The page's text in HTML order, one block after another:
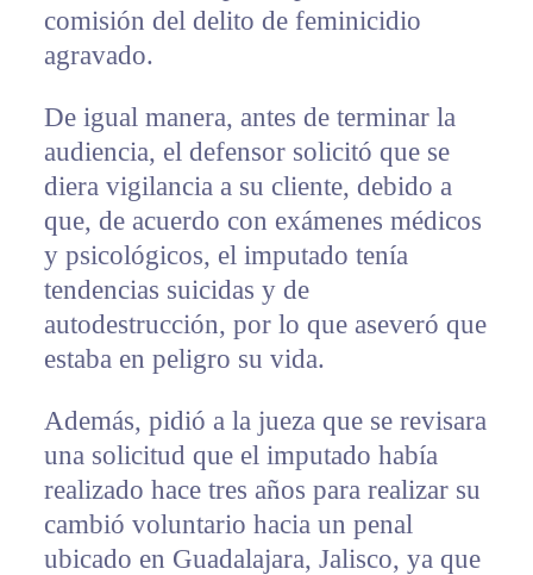
comisión del delito de feminicidio
agravado.
De igual manera, antes de terminar la
audiencia, el defensor solicitó que se
diera vigilancia a su cliente, debido a
que, de acuerdo con exámenes médicos
y psicológicos, el imputado tenía
tendencias suicidas y de
autodestrucción, por lo que aseveró que
estaba en peligro su vida.
Además, pidió a la jueza que se revisara
una solicitud que el imputado había
realizado hace tres años para realizar su
cambió voluntario hacia un penal
ubicado en Guadalajara, Jalisco, ya que